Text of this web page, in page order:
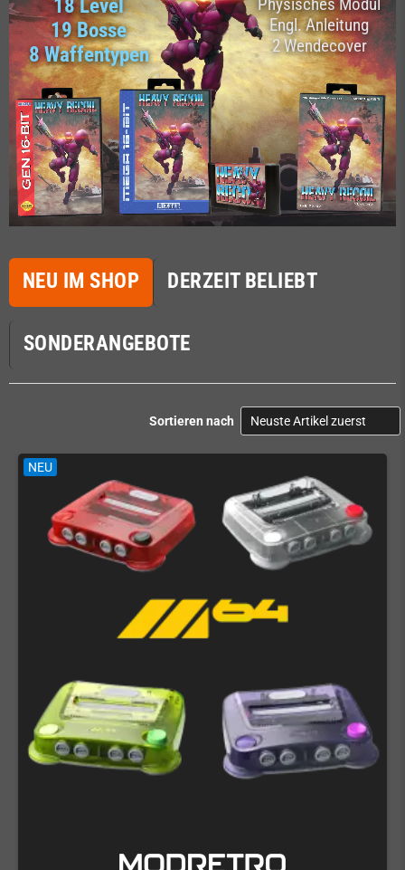
18 Level
19 Bosse
8 Waffentypen
Engl. Anleitung
2 Wendecover
NEU IM SHOP DERZEIT BELIEBT
SONDERANGEBOTE
Sortieren nach
NEU